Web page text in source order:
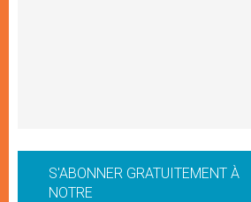
S'ABONNER GRATUITEMENT À
NOTRE